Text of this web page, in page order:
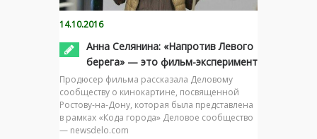
14.10.2016
Анна Селянина: «Напротив Левого
берега» — это фильм-эксперимент
Продюсер фильма рассказала Деловому
сообществу о кинокартине, посвященной
Ростову-на-Дону, которая была представлена
в рамках «Кода города» Деловое сообщество
— newsdelo.com